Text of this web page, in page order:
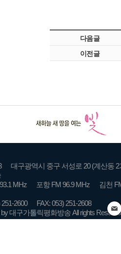
다음글
이전글
대구광역시 중구 서성로 20 (계산동 2
MHz
포항 FM 96.9 MHz
김천
2600
FAX: 053) 251-2608
by 대구가톨릭평화방송 All rights